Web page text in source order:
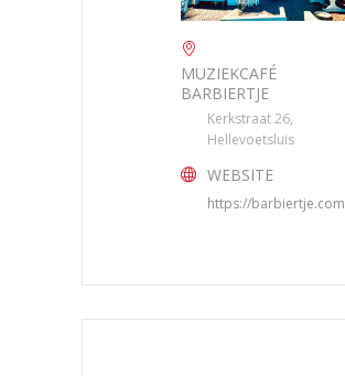
MUZIEKCAFÉ
BARBIERTJE
Kerkstraat 26,
Hellevoetsluis
WEBSITE
https://barbiertje.com